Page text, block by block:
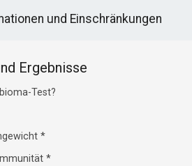
und Einschränkungen
Ergebnisse
Test?
*
*